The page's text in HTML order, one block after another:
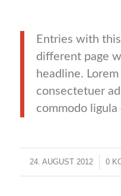
Entries with
different page
headline.
consectetuer
commodo ligula
24. AUGUST 2012
/ 0